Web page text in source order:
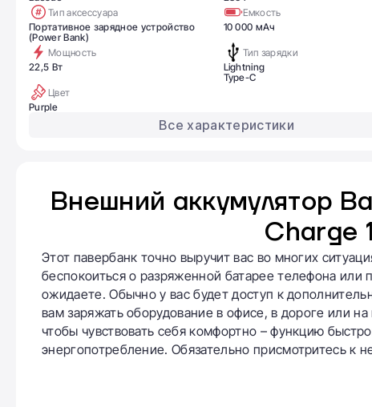
Тип аксессуара
Портативное зарядное устройство
(Power Bank)
Емкость
10 000 мАч
Мощность
22,5 Вт
Тип зарядки
Lightning
Type-C
Цвет
Purple
Все характеристики
Внешний аккумулятор
Charge
Этот павербанк точно выручит вас во многих
беспокоиться о разряженной батарее телефона или
ожидаете. Обычно у вас будет доступ к
вам заряжать оборудование в офисе, в дороге или
чтобы чувствовать себя комфортно – функцию
энергопотребление. Обязательно присмотритесь к